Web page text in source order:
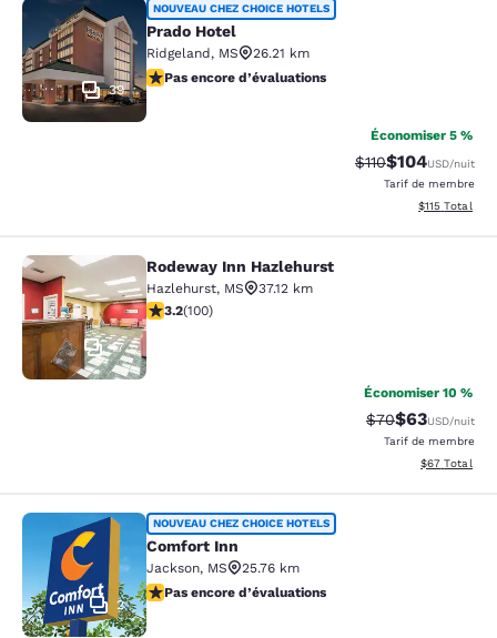
Prado Hotel
39
NOUVEAU CHEZ CHOICE HOTELS
Prado Hotel
Ridgeland, MS
26.21 km
Pas encore d’évaluations
Pas encore d’évaluations
Économiser 5 %
Tarif barré :
$110Tarif réduit :
$104USD/nuit
Tarif de membre
Afficher les
$115 Total
Rodeway Inn Hazlehurst
17
Rodeway Inn Hazlehurst
Hazlehurst, MS
37.12 km
3.17 étoiles. Bien. 100 commentaires
3.2(100)
Économiser 10 %
Tarif barré :
$70Tarif réduit :
$63USD/nuit
Tarif de membre
Afficher les
$67 Total
Comfort Inn
2
NOUVEAU CHEZ CHOICE HOTELS
Comfort Inn
Jackson, MS
25.76 km
Pas encore d’évaluations
Pas encore d’évaluations